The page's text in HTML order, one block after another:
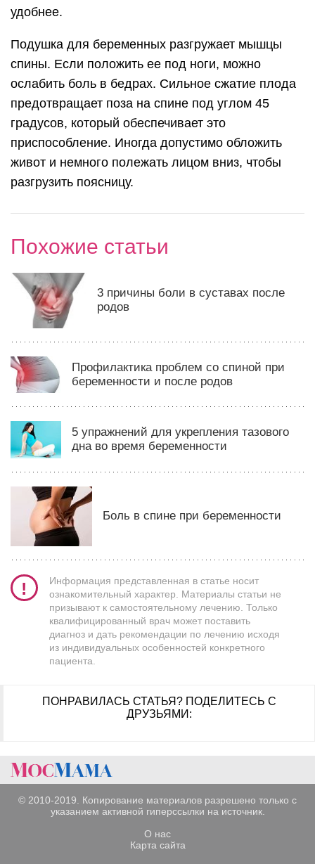
удобнее.
Подушка для беременных разгружает мышцы
спины. Если положить ее под ноги, можно
ослабить боль в бедрах. Сильное сжатие плода
предотвращает поза на спине под углом 45
градусов, который обеспечивает это
приспособление. Иногда допустимо обложить
живот и немного полежать лицом вниз, чтобы
разгрузить поясницу.
Похожие статьи
3 причины боли в суставах после
родов
Профилактика проблем со спиной при
беременности и после родов
5 упражнений для укрепления тазового
дна во время беременности
Боль в спине при беременности
Информация представленная в статье носит
ознакомительный характер. Материалы статьи не
призывают к самостоятельному лечению. Только
квалифицированный врач может поставить
диагноз и дать рекомендации по лечению исходя
из индивидуальных особенностей конкретного
пациента.
ПОНРАВИЛАСЬ СТАТЬЯ? ПОДЕЛИТЕСЬ С
ДРУЗЬЯМИ:
© 2010-2019. Копирование материалов разрешено только с
указанием активной гиперссылки на источник.
О нас
Карта сайта